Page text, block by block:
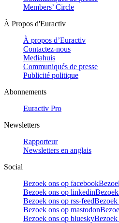
Members’ Circle
À Propos d'Euractiv
À propos d’Euractiv
Contactez-nous
Mediahuis
Communiqués de presse
Publicité politique
Abonnements
Euractiv Pro
Newsletters
Rapporteur
Newsletters en anglais
Social
Bezoek ons op facebook
Bezoek ons op linkedin
Bezoek ons op rss-feedBezoek
Bezoek ons op mastodon
Bezoek ons op blueskyBezoek